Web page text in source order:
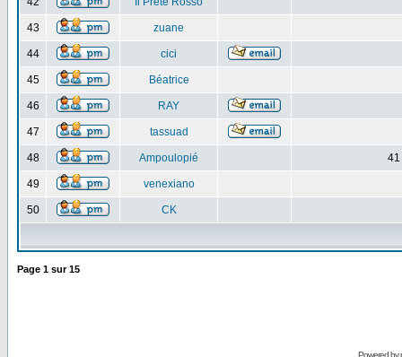
43 zuane
44 cici
45 Béatrice
46 RAY
47 tassuad
48 Ampoulopié 41
49 venexiano
50 CK
Page 1 sur15
Powered by